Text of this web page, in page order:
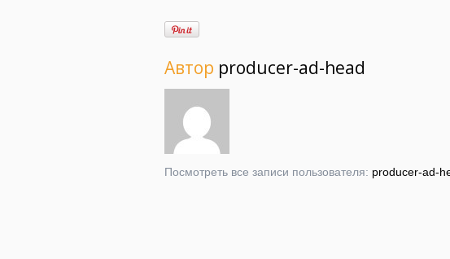
Автор producer-ad-head
Посмотреть все записи пользователя: producer-ad-